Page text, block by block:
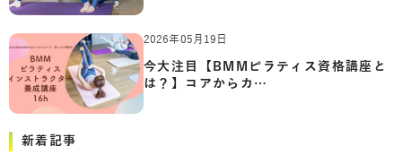
2026年05月19日
今大注目【BMMピラティス資格講座と
は？】コアからカ…
新着記事